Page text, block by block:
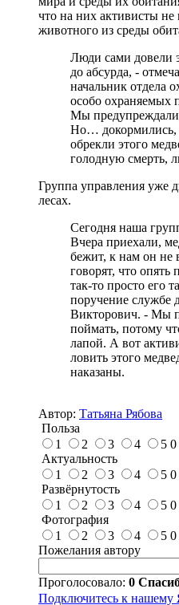
что на них активисты не
животного из среды
Люди сами довели
до абсурда, -
начальник отдела
особо охраняемых
Мы
Но… докормились,
обрекли этого
голодную смерть,
Группа управления уже
лесах.
Сегодня наша
Вчера приехали,
бежит, к нам он не
говорят, что опять
так-то просто его
поручение службе
Викторович. - Мы
поймать, потому
лапой. А вот
ловить этого
наказаны.
Автор: Татьяна Рябова
Польза
1
2 3 4 5 0
Актуальность
1
2 3 4 5 0
Развёрнутость
1
2 3 4 5 0
Фотография
1
2 3 4 5 0
Пожелания автору
Проголосовало: 0
Подключитесь к нашему